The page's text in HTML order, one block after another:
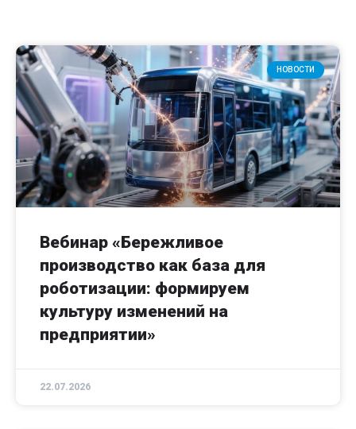
НОВОСТИ
Вебинар «Бережливое
производство как база для
роботизации: формируем
культуру изменений на
предприятии»
22.07.2026